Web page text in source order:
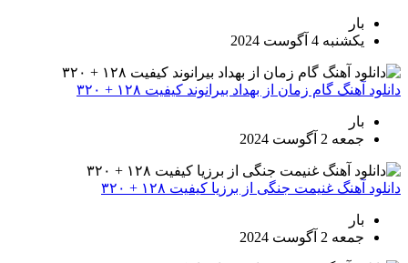
بار
یکشنبه 4 آگوست 2024
دانلود آهنگ گام زمان از بهداد بیرانوند کیفیت ۱۲۸ + ۳۲۰
بار
جمعه 2 آگوست 2024
دانلود آهنگ غنیمت جنگی از برزیا کیفیت ۱۲۸ + ۳۲۰
بار
جمعه 2 آگوست 2024